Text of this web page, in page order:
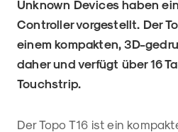
Unknown Devices haben
Controller vorgestellt. Der
einem kompakten, 3D-
daher und verfügt über 16
Touchstrip.
Der Topo T16 ist ein